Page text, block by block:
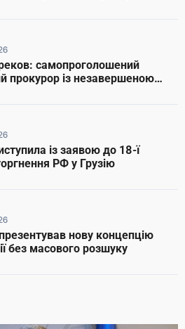
самопроголошений
прокурор із незавершеною
із заявою до 18-ї
РФ у Грузію
нову концепцію
без масового розшуку